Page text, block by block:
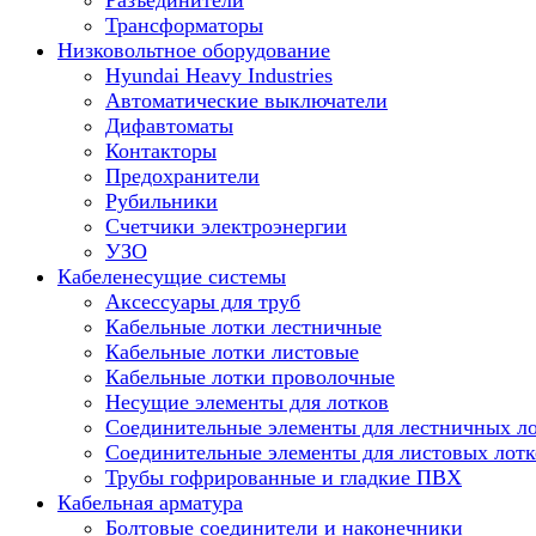
Трансформаторы
Низковольтное оборудование
Hyundai Heavy Industries
Автоматические выключатели
Дифавтоматы
Контакторы
Предохранители
Рубильники
Счетчики электроэнергии
УЗО
Кабеленесущие системы
Аксессуары для труб
Кабельные лотки лестничные
Кабельные лотки листовые
Кабельные лотки проволочные
Несущие элементы для лотков
Соединительные элементы для лестничных
Соединительные элементы для листовых
Трубы гофрированные и гладкие ПВХ
Кабельная арматура
Болтовые соединители и наконечники